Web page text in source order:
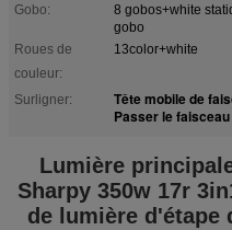
Gobo:
8 gobos+white
gobo
Roues de
couleur:
13color+white
Surligner: Tête mobile de
Passer le
Lumière
Sharpy 350w 17r
de lumière d'étape